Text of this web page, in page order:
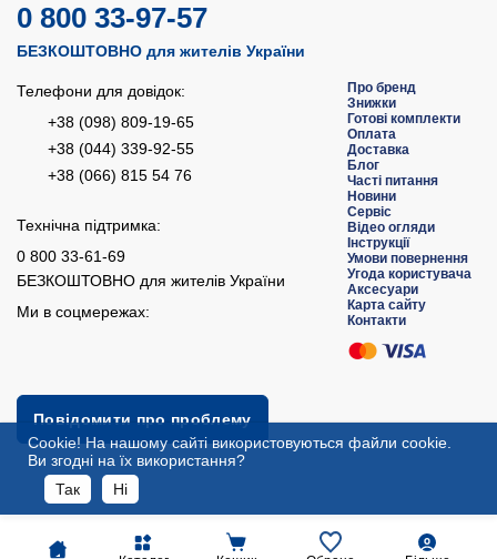
0 800 33-97-57
БЕЗКОШТОВНО для жителів України
Телефони для довідок:
+38 (098) 809-19-65
+38 (044) 339-92-55
+38 (066) 815 54 76
Технічна підтримка:
0 800 33-61-69
БЕЗКОШТОВНО для жителів України
Ми в соцмережах:
Повідомити про проблему
Про бренд
Знижки
Готові комплекти
Оплата
Доставка
Блог
Часті питання
Новини
Сервіс
Відео огляди
Інструкції
Умови повернення
Угода користувача
Аксесуари
Карта сайту
Контакти
Сookie! На нашому сайті використовуються файли cookie.
Ви згодні на їх використання?
Так
Ні